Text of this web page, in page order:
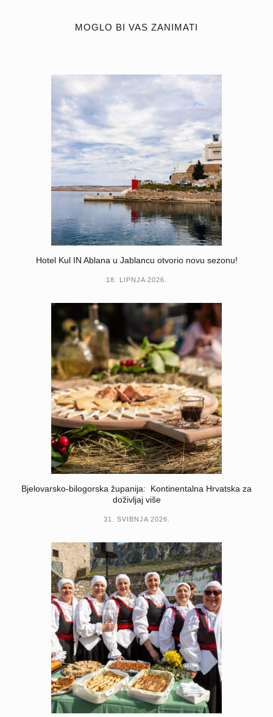
MOGLO BI VAS ZANIMATI
Hotel Kul IN Ablana u Jablancu otvorio novu sezonu!
18. LIPNJA 2026.
Bjelovarsko-bilogorska županija: Kontinentalna Hrvatska za
doživljaj više
31. SVIBNJA 2026.